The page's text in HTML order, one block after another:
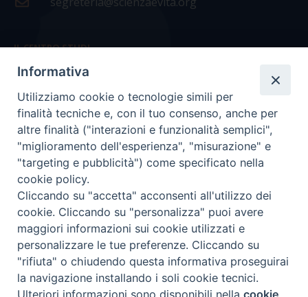
IL CENTRO STUDI
La nostra storia
Statuto
Presidenza e ufficio presidenza
Consiglio scientifico
Coordinamento nazionale
COPYRIGHT Scienza & Vita - C.F96600690588- Tutti i
diritti -Privacy- Credits
Informativa
Utilizziamo cookie o tecnologie simili per
finalità tecniche e, con il tuo consenso, anche per
altre finalità ("interazioni e funzionalità semplici",
"miglioramento dell'esperienza", "misurazione" e
"targeting e pubblicità") come specificato nella
cookie policy.
Cliccando su "accetta" acconsenti all'utilizzo dei
cookie. Cliccando su "personalizza" puoi avere
maggiori informazioni sui cookie utilizzati e
personalizzare le tue preferenze. Cliccando su
"rifiuta" o chiudendo questa informativa proseguirai
la navigazione installando i soli cookie tecnici.